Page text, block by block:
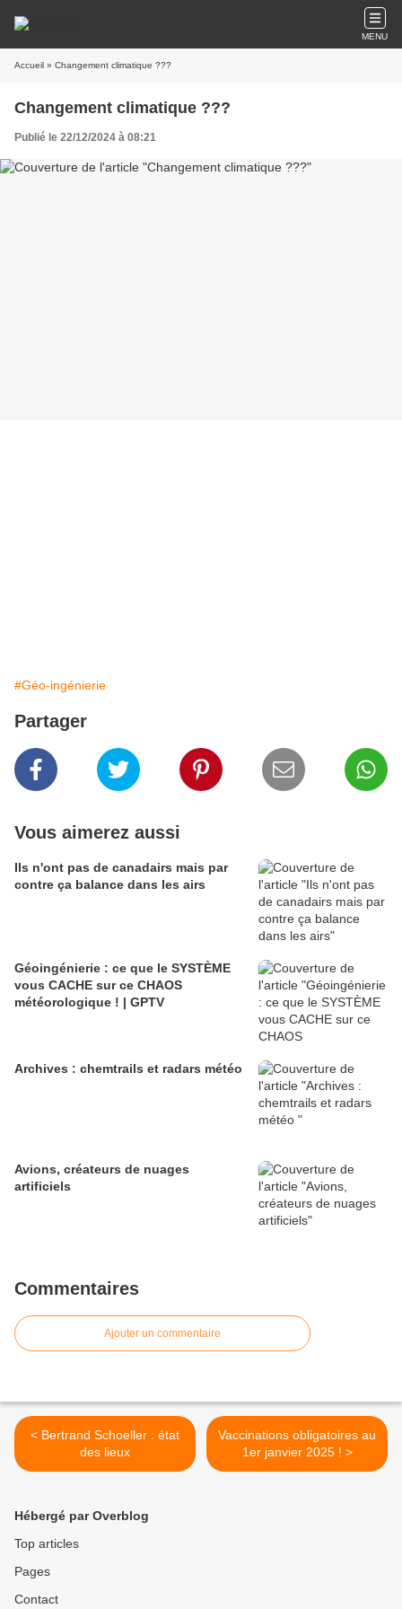
MENU
Accueil » Changement climatique ???
Changement climatique ???
Publié le 22/12/2024 à 08:21
#Géo-ingénierie
Partager
Vous aimerez aussi
Ils n'ont pas de canadairs mais par
contre ça balance dans les airs
Géoingénierie : ce que le SYSTÈME
vous CACHE sur ce CHAOS
météorologique ! | GPTV
Archives : chemtrails et radars météo
Avions, créateurs de nuages
artificiels
Commentaires
Ajouter un commentaire
< Bertrand Schoeller : état
des lieux
Vaccinations obligatoires au
1er janvier 2025 ! >
Hébergé par Overblog
Top articles
Pages
Contact